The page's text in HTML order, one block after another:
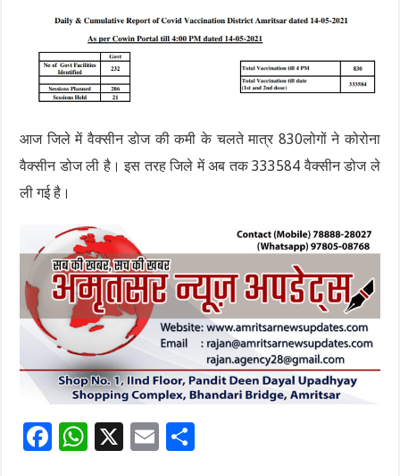
आज जिले में वैक्सीन डोज की कमी के चलते मात्र 830लोगों ने कोरोना
वैक्सीन डोज ली है। इस तरह जिले में अब तक 333584 वैक्सीन डोज ले
ली गई है।
F
W X
E